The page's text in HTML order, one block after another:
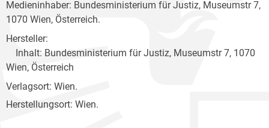
Medieninhaber: Bundesministerium für Justiz, Museumstr 7,
1070 Wien, Österreich.
Hersteller:
Inhalt: Bundesministerium für Justiz, Museumstr 7, 1070
Wien, Österreich
Verlagsort: Wien.
Herstellungsort: Wien.